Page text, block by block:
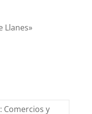
Llanes»
Comercios y